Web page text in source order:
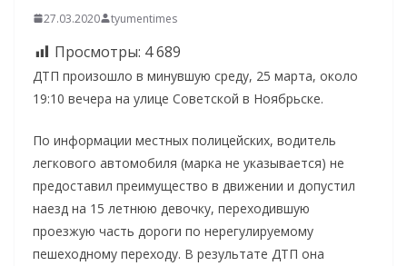
27.03.2020 tyumentimes
Просмотры: 4 689
ДТП произошло в минувшую среду, 25 марта, около
19:10 вечера на улице Советской в Ноябрьске.
По информации местных полицейских, водитель
легкового автомобиля (марка не указывается) не
предоставил преимущество в движении и допустил
наезд на 15 летнюю девочку, переходившую
проезжую часть дороги по нерегулируемому
пешеходному переходу. В результате ДТП она